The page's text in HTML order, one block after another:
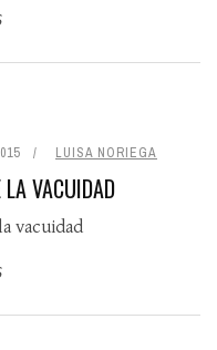
LUISA NORIEGA
VACUIDAD
vacuidad